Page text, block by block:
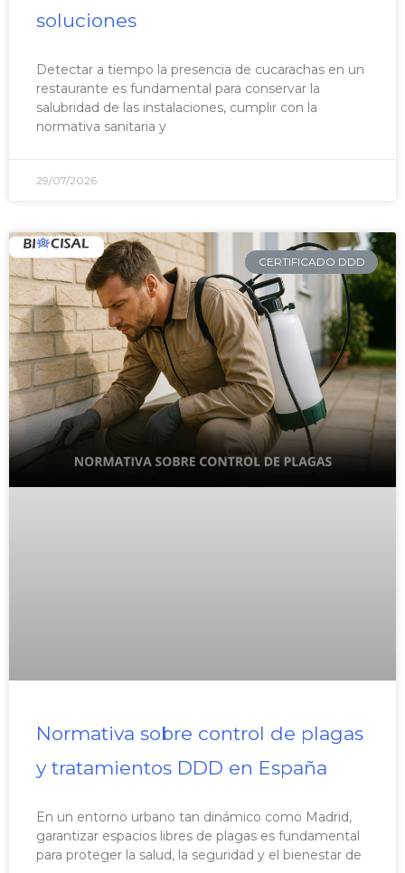
soluciones
Detectar a tiempo la presencia de cucarachas en un
restaurante es fundamental para conservar la
salubridad de las instalaciones, cumplir con la
normativa sanitaria y
29/07/2026
CERTIFICADO DDD
Normativa sobre control de plagas
y tratamientos DDD en España
En un entorno urbano tan dinámico como Madrid,
garantizar espacios libres de plagas es fundamental
para proteger la salud, la seguridad y el bienestar de